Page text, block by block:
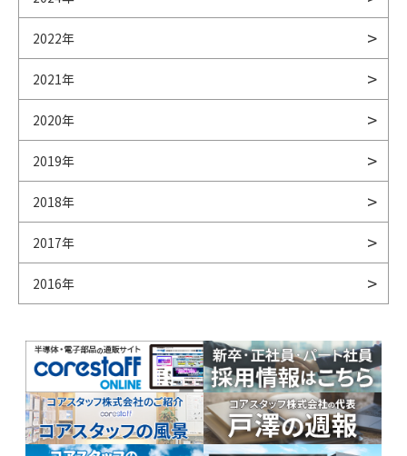
2022年
2021年
2020年
2019年
2018年
2017年
2016年